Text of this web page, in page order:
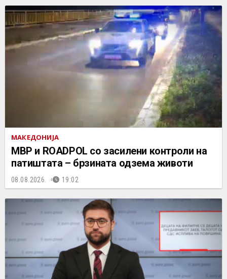
МАКЕДОНИЈА
МВР и ROADPOL со засилени контроли на
патиштата – брзината одзема животи
08.08.2026. 19:02